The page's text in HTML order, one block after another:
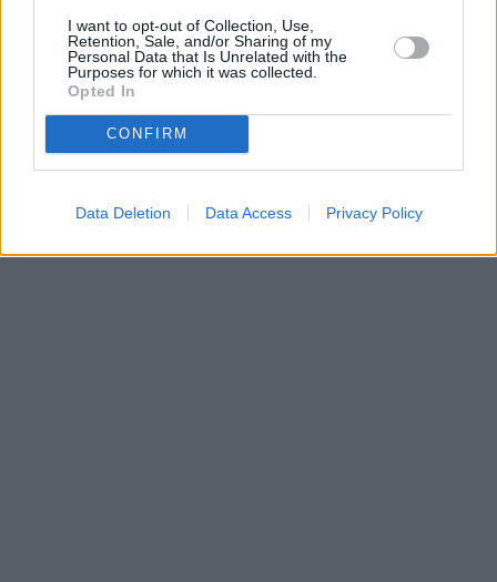
I want to opt-out of Collection, Use,
Retention, Sale, and/or Sharing of my
Personal Data that Is Unrelated with the
Purposes for which it was collected.
Opted In
CONFIRM
Data Deletion Data Access Privacy Policy
TV. CA CryptoWorks + Irdeto 2
3/1: Eurobird-2 (25,5E): OSN
Na freq. 11681/H skončila pay-tv platforma OSN
- web o satelitní, terestrické a kabelové televizi, ©
O webu parabola.cz•O souborech cookies
Dovolená u moře•Bazény